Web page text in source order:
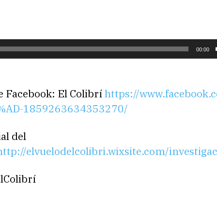
00:00
Facebook: El Colibríhttps://
1859263634353270/
del
elvuelodelcolibri.wixsite.com/